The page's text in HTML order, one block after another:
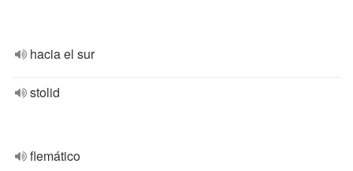
hacia el sur
stolid
flemático